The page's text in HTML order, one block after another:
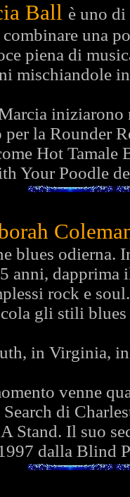
Ball è uno di
combinare una
piena di
mischiandole
iniziarono
per la Rounder
Hot Tamale
Your Poodle
blues odierna.
anni, dapprima
rock e
gli stili
in Virginia,
venne
Search di
Stand. Il suo
dalla Blind